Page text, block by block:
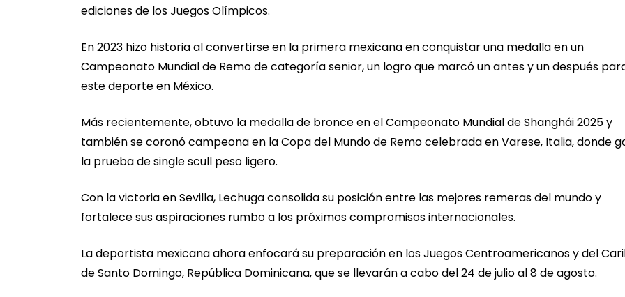
ediciones de los Juegos Olímpicos.
En 2023 hizo historia al convertirse en la primera mexicana en conquistar una medalla en un
Campeonato Mundial de Remo de categoría senior, un logro que marcó un antes y un después
este deporte en México.
Más recientemente, obtuvo la medalla de bronce en el Campeonato Mundial de Shanghái 2025 y
también se coronó campeona en la Copa del Mundo de Remo celebrada en Varese, Italia, donde
la prueba de single scull peso ligero.
Con la victoria en Sevilla, Lechuga consolida su posición entre las mejores remeras del mundo y
fortalece sus aspiraciones rumbo a los próximos compromisos internacionales.
La deportista mexicana ahora enfocará su preparación en los Juegos Centroamericanos y del
de Santo Domingo, República Dominicana, que se llevarán a cabo del 24 de julio al 8 de agosto.